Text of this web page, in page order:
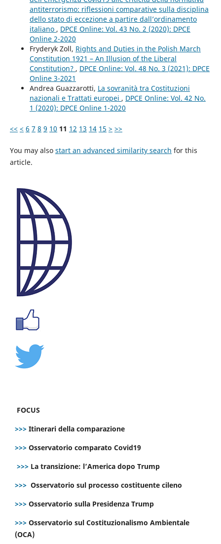
antiterrorismo: riflessioni comparative sulla disciplina
dello stato di eccezione a partire dall’ordinamento
italiano , DPCE Online: Vol. 43 No. 2 (2020): DPCE
Online 2-2020
Fryderyk Zoll, Rights and Duties in the Polish March
Constitution 1921 – An Illusion of the Liberal
Constitution? , DPCE Online: Vol. 48 No. 3 (2021): DPCE
Online 3-2021
Andrea Guazzarotti, La sovranità tra Costituzioni
nazionali e Trattati europei , DPCE Online: Vol. 42 No.
1 (2020): DPCE Online 1-2020
<< < 6 7 8 9 10 11 12 13 14 15 > >>
You may also start an advanced similarity search for this
article.
FOCUS
>>> Itinerari della comparazione
>>> Osservatorio comparato Covid19
>>> La transizione: l’America dopo Trump
>>> Osservatorio sul processo costituente cileno
>>> Osservatorio sulla Presidenza Trump
>>> Osservatorio sul Costituzionalismo Ambientale
(OCA)